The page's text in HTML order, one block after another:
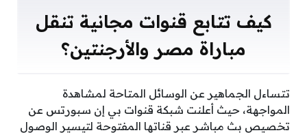
كيف تتابع قنوات مجانية تنقل
مباراة مصر والأرجنتين؟
تتساءل الجماهير عن الوسائل المتاحة لمشاهدة
المواجهة، حيث أعلنت شبكة قنوات بي إن سبورتس عن
تخصيص بث مباشر عبر قناتها المفتوحة لتيسير الوصول